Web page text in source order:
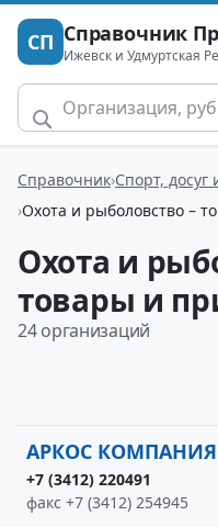
СП Справочник
Ижевск и Удмуртская
Справочник Спорт, досуг
Охота и рыболовство –
Охота и
товары и
24 организаций
АРКОС КОМПАНИЯ
+7 (3412) 220491
факс +7 (3412) 254945